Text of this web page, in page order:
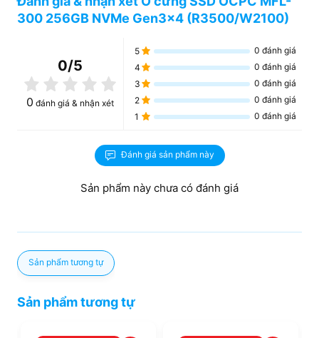
300 256GB NVMe Gen3x4 (R3500/W2100)
0/5
0 đánh giá & nhận xét
5 0 đánh giá
4
0 đánh giá
3
0 đánh giá
2
0 đánh giá
1
0 đánh giá
Đánh giá sản phẩm này
Sản phẩm này chưa có đánh giá
Sản phẩm tương tự
Sản phẩm tương tự